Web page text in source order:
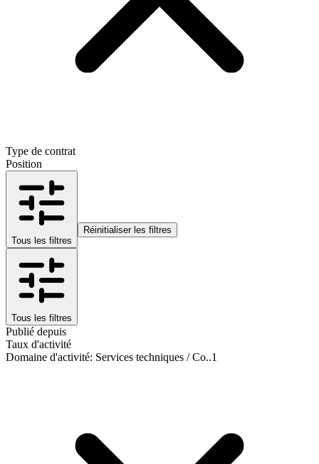
Type de contrat
Position
Tous les filtres
Réinitialiser les filtres
Tous les filtres
Publié depuis
Taux d'activité
Domaine d'activité: Services techniques / Co..1